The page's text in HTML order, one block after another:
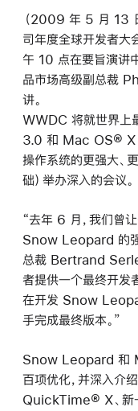
（2009 年 5 月 13
司年度全球开发者
午 10 点在要旨演讲
品市场高级副总裁
讲。
WWDC 将就世界上
3.0 和 Mac OS® X
操作系统的更强大、
础）举办深入的会议。
“去年 6 月，我们曾
Snow Leopard 的强
总裁 Bertrand
者提供一个最终开发
在开发 Snow
手完成最终版本。”
Snow Leopard 和
百项优化，并深入介
QuickTime® X、新